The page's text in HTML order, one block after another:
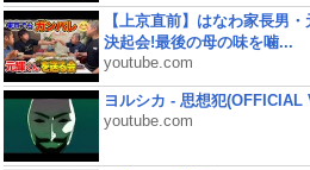
【上京直前】はなわ家長男
決起会!最後の母の味を噛...
youtube.com
ヨルシカ - 思想犯(OFFICIAL
youtube.com